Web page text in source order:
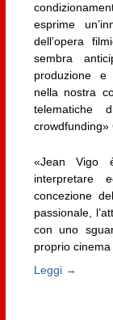
esprime
dell’opera
sembra
produzione e
nella nostra
telematiche
crowdfunding»
«Jean Vigo
interpretare
concezione
passionale,
con uno
proprio
Leggi →